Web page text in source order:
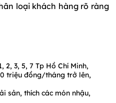
loại khách hàng rõ ràng
2, 3, 5, 7 Tp Hồ Chí Minh,
triệu đồng/tháng trở lên,
sản, thích các món nhậu,